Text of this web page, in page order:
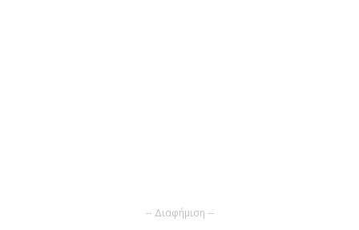
-- Διαφήμιση --